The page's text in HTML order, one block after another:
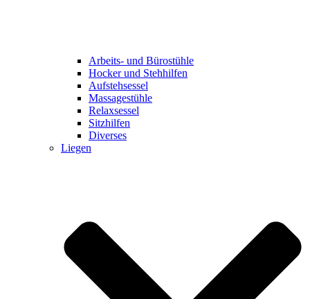
Arbeits- und Bürostühle
Hocker und Stehhilfen
Aufstehsessel
Massagestühle
Relaxsessel
Sitzhilfen
Diverses
Liegen